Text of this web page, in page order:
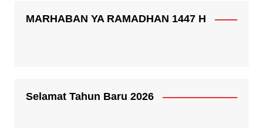
MARHABAN YA RAMADHAN 1447 H
Selamat Tahun Baru 2026